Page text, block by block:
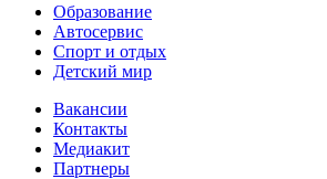
Образование
Автосервис
Спорт и отдых
Детский мир
Вакансии
Контакты
Медиакит
Партнеры